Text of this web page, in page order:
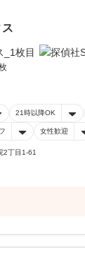
21時以降OK
女性歓迎
2丁目1-61